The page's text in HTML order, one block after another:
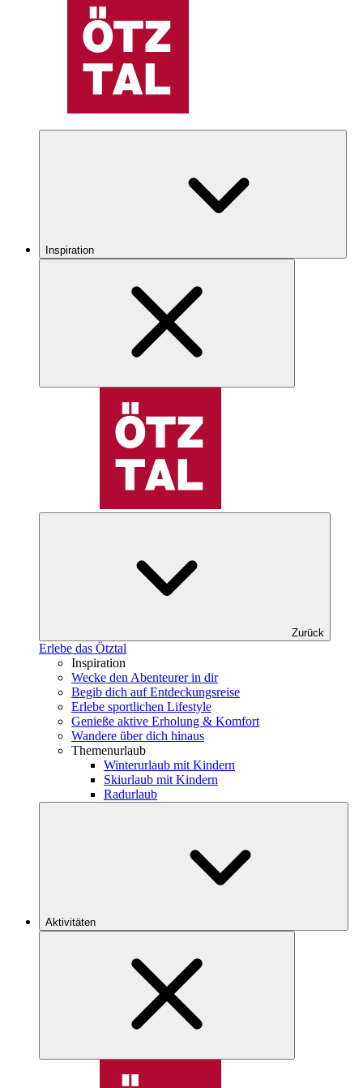
Inspiration
Zurück
Erlebe das Ötztal
Inspiration
Wecke den Abenteurer in dir
Begib dich auf Entdeckungsreise
Erlebe sportlichen Lifestyle
Genieße aktive Erholung & Komfort
Wandere über dich hinaus
Themenurlaub
Winterurlaub mit Kindern
Skiurlaub mit Kindern
Radurlaub
Aktivitäten